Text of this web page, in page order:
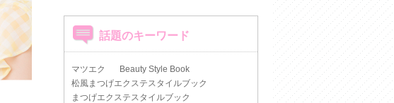
話題のキーワード
マツエク
Beauty Style Book
松風まつげエクステスタイルブック
まつげエクステスタイルブック